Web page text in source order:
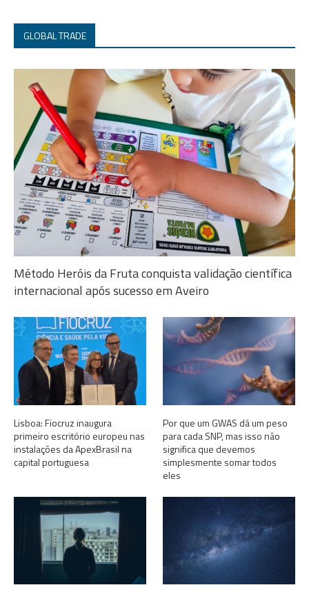
GLOBAL TRADE
Método Heróis da Fruta conquista validação científica
internacional após sucesso em Aveiro
Lisboa: Fiocruz inaugura
primeiro escritório europeu nas
instalações da ApexBrasil na
capital portuguesa
Por que um GWAS dá um peso
para cada SNP, mas isso não
significa que devemos
simplesmente somar todos
eles